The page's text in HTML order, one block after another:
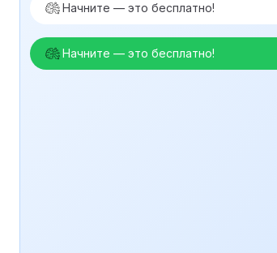
Начните — это бесплатно!
Начните — это бесплатно!